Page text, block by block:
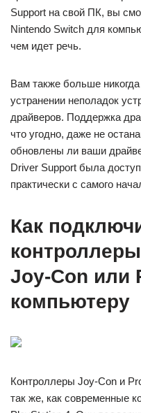
Support на свой ПК, вы
Nintendo Switch для
чем идет речь.
Вам также больше
устранении неполадок
драйверов. Поддержка
что угодно, даже не
обновлены ли ваши
Driver Support была
практически с самого
Как
Joy-Con или
компьютеру
Контроллеры Joy-Con и
так же, как современные